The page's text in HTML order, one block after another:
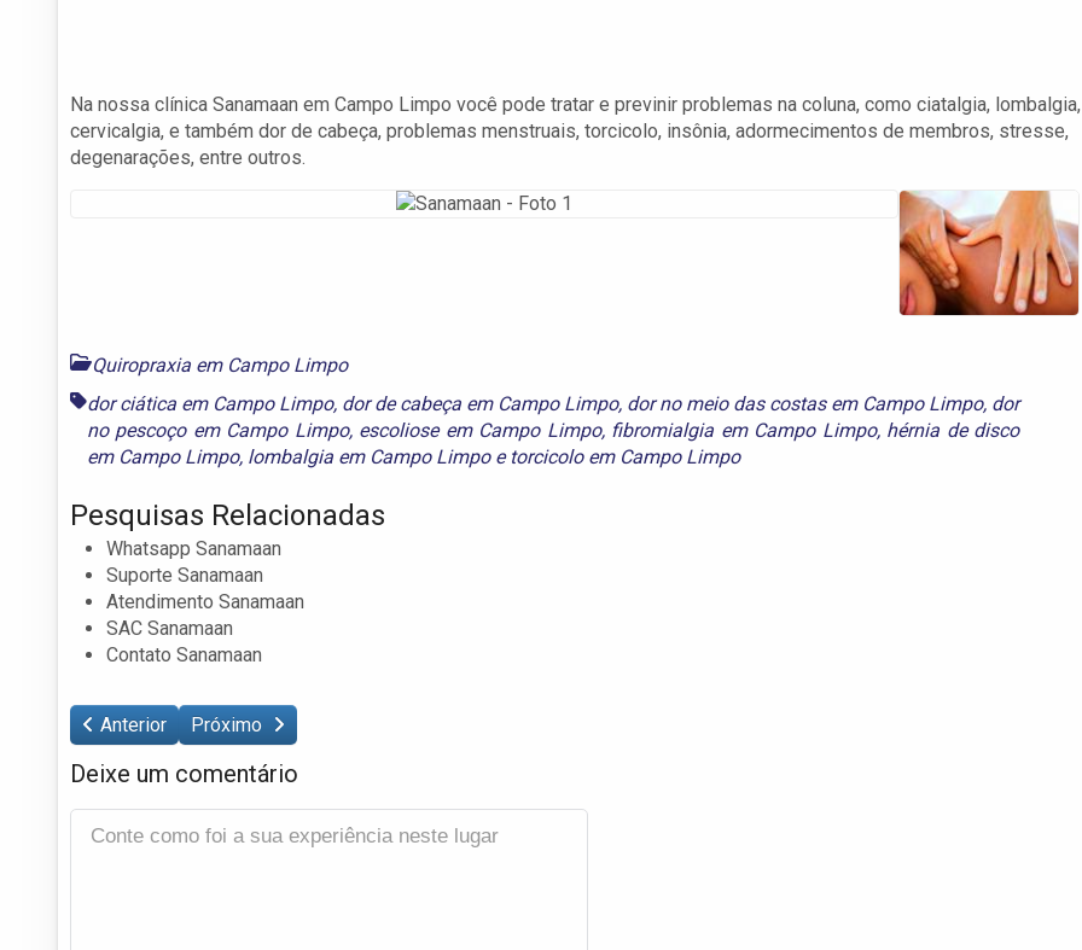
Na nossa clínica Sanamaan em Campo Limpo você pode tratar e previnir problemas na coluna, como ciatalgia, lombalgia,
cervicalgia, e também dor de cabeça, problemas menstruais, torcicolo, insônia, adormecimentos de membros, stresse,
degenarações, entre outros.
Quiropraxia em Campo Limpo
dor ciática em Campo Limpo, dor de cabeça em Campo Limpo, dor no meio das costas em Campo Limpo, dor
no pescoço em Campo Limpo, escoliose em Campo Limpo, fibromialgia em Campo Limpo, hérnia de disco
em Campo Limpo, lombalgia em Campo Limpoe torcicolo em Campo Limpo
Pesquisas Relacionadas
Whatsapp Sanamaan
Suporte Sanamaan
Atendimento Sanamaan
SAC Sanamaan
Contato Sanamaan
Anterior Próximo
Deixe um comentário